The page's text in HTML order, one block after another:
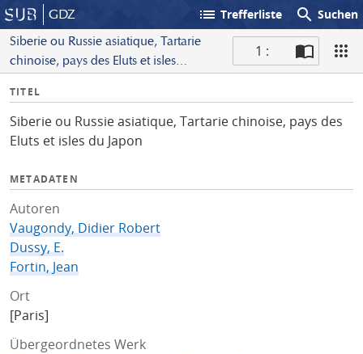
GDZ list Trefferliste search Suchen
Siberie ou Russie asiatique, Tartarie
chinoise, pays des Eluts et isles
1 :
I
f
o
TITEL
Siberie ou Russie asiatique, Tartarie chinoise, pays des
Eluts et isles du Japon
METADATEN
Autoren
Vaugondy, Didier Robert
Dussy, E.
Fortin, Jean
Ort
[Paris]
Übergeordnetes Werk